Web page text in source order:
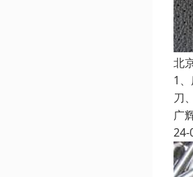
北
1
刀
广
24-